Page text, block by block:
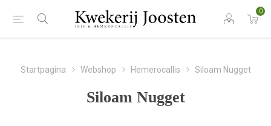
0
Startpagina Webshop Hemerocallis Siloam Nugget
Siloam Nugget